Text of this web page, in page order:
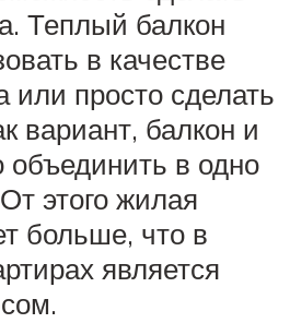
Теплый балкон
в качестве
или просто сделать
вариант, балкон и
объединить в одно
этого жилая
больше, что в
является